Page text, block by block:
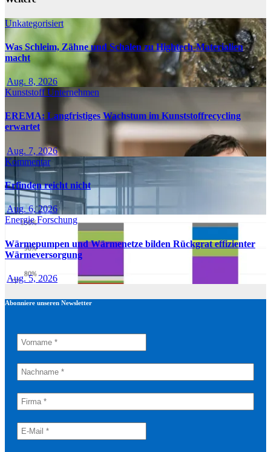
Unkategorisiert
Was Schleim, Zähne und Schalen zu Hightech-Materialien
macht
Aug. 8, 2026
KunststoffUnternehmen
EREMA: Langfristiges Wachstum im Kunststoffrecycling
erwartet
Aug. 7, 2026
Kommentar
Erfinden reicht nicht
Aug. 6, 2026
EnergieForschung
Wärmepumpen und Wärmenetze bilden Rückgrat effizienter
Wärmeversorgung
Aug. 5, 2026
Abonniere unseren Newsletter